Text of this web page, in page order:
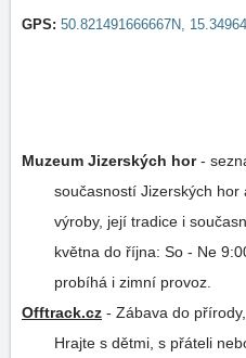
GPS: 50.821491666667N,
Muzeum Jizerských hor-
současností Jizerských
výroby, její tradice i
května do října: So - Ne
probíhá i zimní provoz.
Offtrack.cz - Zábava do
Hrajte s dětmi, s přáteli